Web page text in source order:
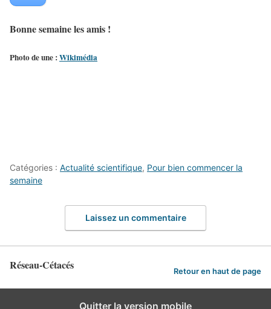
Bonne semaine les amis !
Photo de une :Wikimédia
Catégories : Actualité scientifique, Pour bien commencer la
semaine
Laissez un commentaire
Réseau-Cétacés Retour en haut de page
Quitter la version mobile